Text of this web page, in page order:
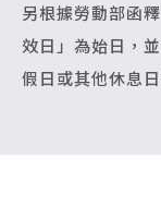
另根據勞動部函
效日」為始日，
假日或其他休息